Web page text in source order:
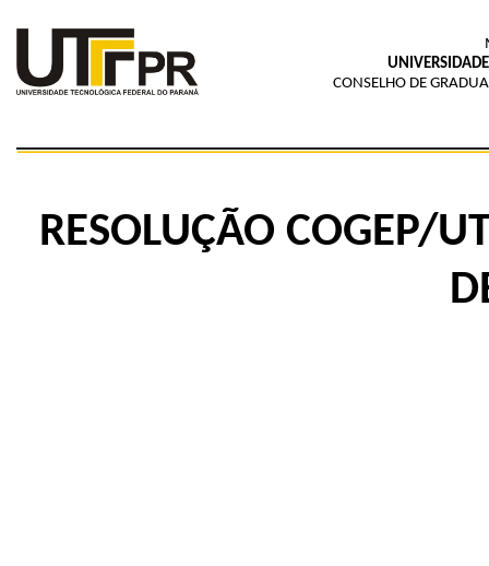
CONSELHO DE
RESOLUÇÃO COGEP/